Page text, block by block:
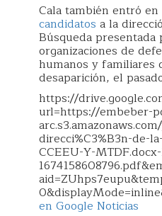
Cala también entró en
candidatos a la
Búsqueda presentada
organizaciones de
humanos y familiares
desaparición, el
https://
url=https://embeber-
direcci%C3%B3n-de-
CCEEU-Y-
en Google Noticias